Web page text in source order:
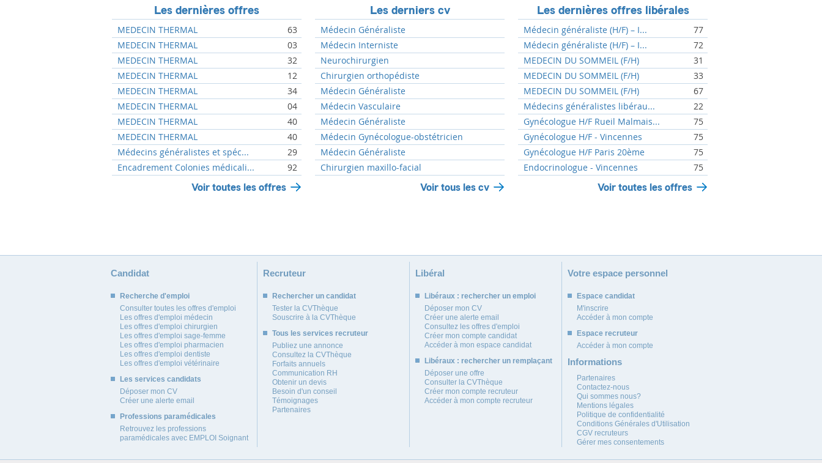
Les dernières offres
MEDECIN THERMAL
63
MEDECIN THERMAL
03
MEDECIN THERMAL
32
MEDECIN THERMAL
12
MEDECIN THERMAL
34
MEDECIN THERMAL
04
MEDECIN THERMAL
40
MEDECIN THERMAL
40
Médecins généralistes et spéc...
29
Encadrement Colonies médicali...
92
Voir toutes les offres
Les derniers cv
Médecin Généraliste
Médecin Interniste
Neurochirurgien
Chirurgien orthopédiste
Médecin Généraliste
Médecin Vasculaire
Médecin Généraliste
Médecin Gynécologue-obstétricien
Médecin Généraliste
Chirurgien maxillo-facial
Voir tous les cv
Les dernières offres libérales
Médecin généraliste (H/F) – I...
77
Médecin généraliste (H/F) – I...
72
MEDECIN DU SOMMEIL (F/H)
31
MEDECIN DU SOMMEIL (F/H)
33
MEDECIN DU SOMMEIL (F/H)
67
Médecins généralistes libérau...
22
Gynécologue H/F Rueil Malmais...
75
Gynécologue H/F - Vincennes
75
Gynécologue H/F Paris 20ème
75
Endocrinologue - Vincennes
75
Voir toutes les offres
Candidat
Recherche d'emploi
Consulter toutes les offres d'emploi
Les offres d'emploi médecin
Les offres d'emploi chirurgien
Les offres d'emploi sage-femme
Les offres d'emploi pharmacien
Les offres d'emploi dentiste
Les offres d'emploi vétérinaire
Les services candidats
Déposer mon CV
Créer une alerte email
Professions paramédicales
Retrouvez les professions
paramédicales avec EMPLOI Soignant
Recruteur
Rechercher un candidat
Tester la CVThèque
Souscrire à la CVThèque
Tous les services recruteur
Publiez une annonce
Consultez la CVThèque
Forfaits annuels
Communication RH
Obtenir un devis
Besoin d'un conseil
Témoignages
Partenaires
Libéral
Libéraux : rechercher un emploi
Déposer mon CV
Créer une alerte email
Consultez les offres d'emploi
Créer mon compte candidat
Accéder à mon espace candidat
Libéraux : rechercher un remplaçant
Déposer une offre
Consulter la CVThèque
Créer mon compte recruteur
Accéder à mon compte recruteur
Votre espace personnel
Espace candidat
M'inscrire
Accéder à mon compte
Espace recruteur
Accéder à mon compte
Informations
Partenaires
Contactez-nous
Qui sommes nous?
Mentions légales
Politique de confidentialité
Conditions Générales d'Utilisation
CGV recruteurs
Gérer mes consentements